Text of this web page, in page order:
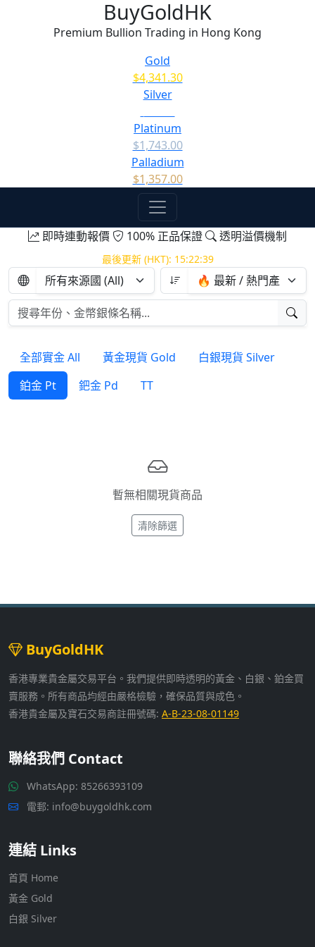
BuyGoldHK
Premium Bullion Trading in Hong Kong
Gold
$4,341.30
Silver
Platinum
$1,743.00
Palladium
$1,357.00
即時連動報價 100% 正品保證 透明溢價機制
最後更新 (HKT): 15:22:39
全部實金 All 黃金現貨 Gold
白銀現貨 Silver
鉑金 Pt
鈀金 Pd TT
暫無相關現貨商品
清除篩選
BuyGoldHK
香港專業貴金屬交易平台。我們提供即時透明的黃金、白銀、鉑金買
賣服務。所有商品均經由嚴格檢驗，確保品質與成色。
香港貴金屬及寶石交易商註冊號碼: A-B-23-08-01149
聯絡我們 Contact
WhatsApp: 85266393109
電郵: info@buygoldhk.com
連結 Links
首頁 Home
黃金 Gold
白銀 Silver